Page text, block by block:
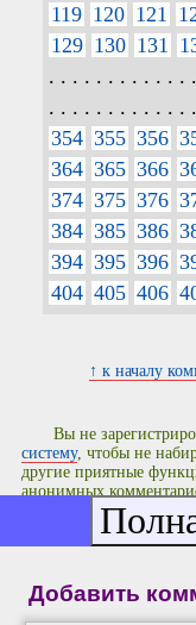
119 120 121
129 130 131
. . . . . . . . . . . .
. . . . . . . . . . . .
354 355 356
364 365 366
374 375 376
384 385 386
394 395 396
404 405 406
↑ к началу
Вы не
систему, чтобы не
другие приятные
анонимных
хакеров и спам-ботов.
Добавить